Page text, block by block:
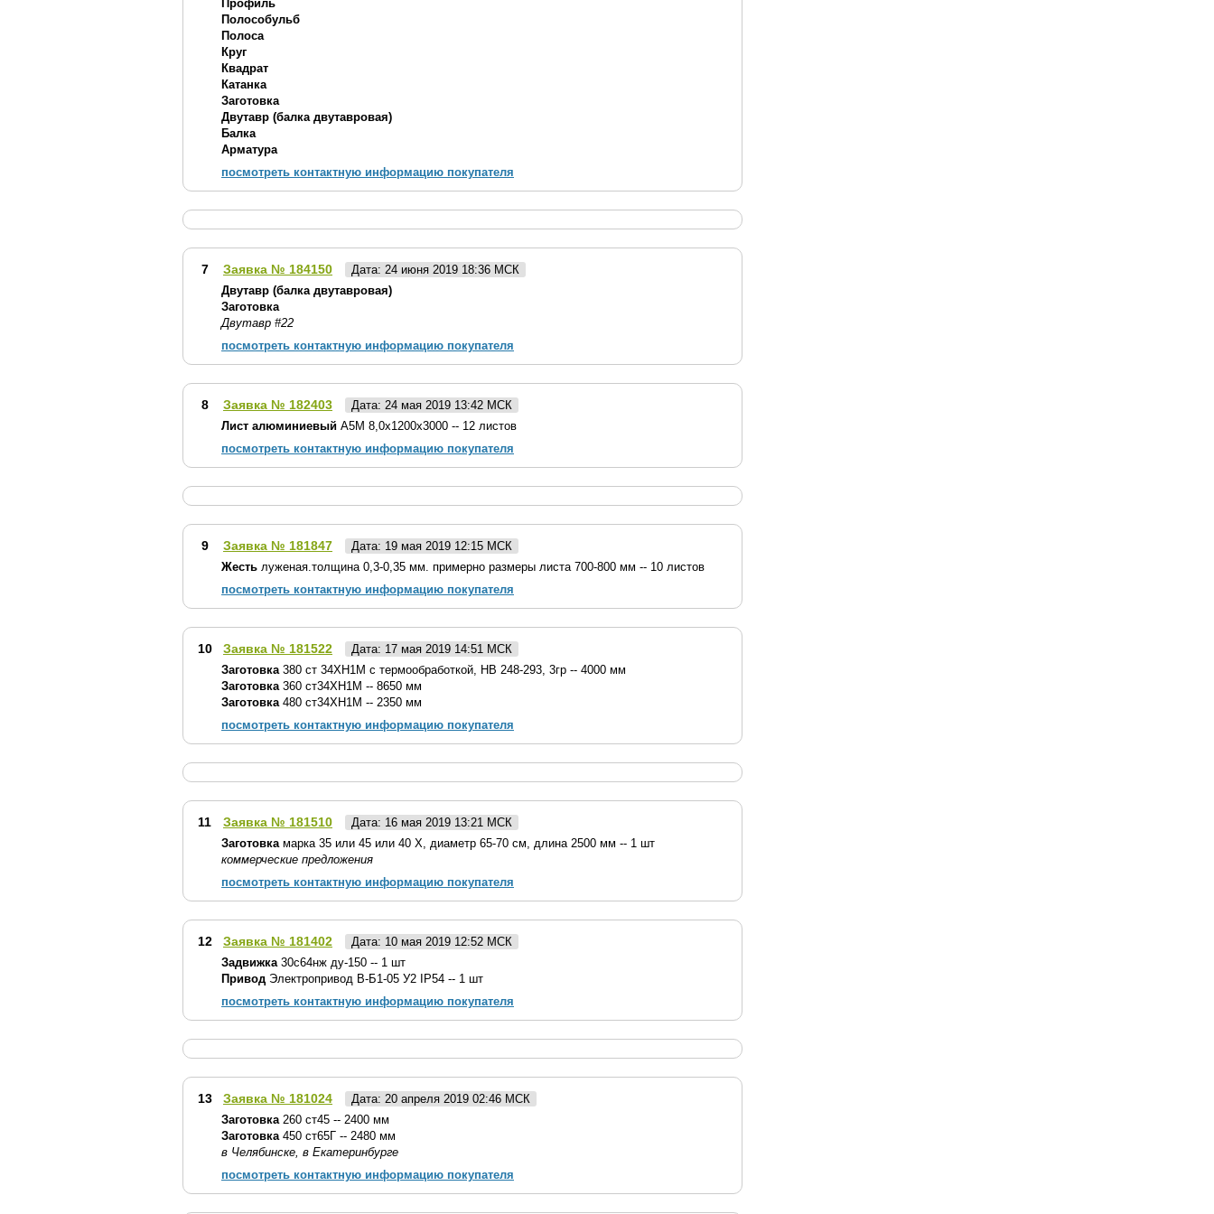
Профиль
Полособульб
Полоса
Круг
Квадрат
Катанка
Заготовка
Двутавр (балка двутавровая)
Балка
Арматура
посмотреть контактную информацию покупателя
7 Заявка № 184150
Дата: 24 июня 2019 18:36 МСК
Двутавр (балка двутавровая)
Заготовка
Двутавр #22
посмотреть контактную информацию покупателя
8 Заявка № 182403
Дата: 24 мая 2019 13:42 МСК
Лист алюминиевый А5М 8,0х1200х3000 -- 12 листов
посмотреть контактную информацию покупателя
9 Заявка № 181847
Дата: 19 мая 2019 12:15 МСК
Жесть луженая.толщина 0,3-0,35 мм. примерно размеры листа 700-800 мм -- 10 листов
посмотреть контактную информацию покупателя
10 Заявка № 181522
Дата: 17 мая 2019 14:51 МСК
Заготовка 380 cт 34ХН1М с термообработкой, НВ 248-293, 3гр -- 4000 мм
Заготовка 360 ст34ХН1М -- 8650 мм
Заготовка 480 ст34ХН1М -- 2350 мм
посмотреть контактную информацию покупателя
11 Заявка № 181510
Дата: 16 мая 2019 13:21 МСК
Заготовка марка 35 или 45 или 40 Х, диаметр 65-70 см, длина 2500 мм -- 1 шт
коммерческие предложения
посмотреть контактную информацию покупателя
12 Заявка № 181402
Дата: 10 мая 2019 12:52 МСК
Задвижка 30с64нж ду-150 -- 1 шт
Привод Электропривод В-Б1-05 У2 IP54 -- 1 шт
посмотреть контактную информацию покупателя
13 Заявка № 181024
Дата: 20 апреля 2019 02:46 МСК
Заготовка 260 ст45 -- 2400 мм
Заготовка 450 ст65Г -- 2480 мм
в Челябинске, в Екатеринбурге
посмотреть контактную информацию покупателя